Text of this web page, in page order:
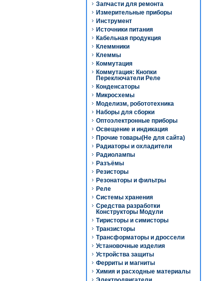
Запчасти для ремонта
Измерительные приборы
Инструмент
Источники питания
Кабельная продукция
Клеммники
Клеммы
Коммутация
Коммутация: Кнопки
Переключатели Реле
Конденсаторы
Микросхемы
Моделизм, робототехника
Наборы для сборки
Оптоэлектронные приборы
Освещение и индикация
Прочие товары(Не для сайта)
Радиаторы и охладители
Радиолампы
Разъёмы
Резисторы
Резонаторы и фильтры
Реле
Системы хранения
Средства разработки
Конструкторы Модули
Тиристоры и симисторы
Транзисторы
Трансформаторы и дроссели
Установочные изделия
Устройства защиты
Ферриты и магниты
Химия и расходные материалы